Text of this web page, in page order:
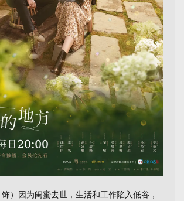
）因为闺蜜去世，生活和工作陷入低谷，